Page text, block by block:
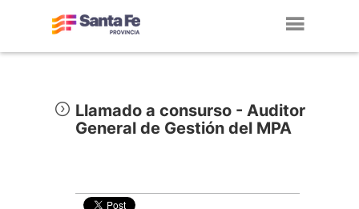
Llamado a consurso - Auditor
General de Gestión del MPA